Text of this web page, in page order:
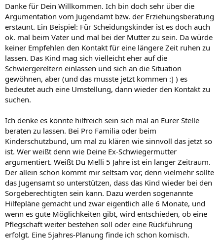
Danke für Dein Willkommen. Ich bin doch sehr über die
Argumentation vom Jugendamt bzw. der Erziehungsberatung
erstaunt. Ein Beispiel: Für Scheidungskinder ist es doch auch
ok. mal beim Vater und mal bei der Mutter zu sein. Da würde
keiner Empfehlen den Kontakt für eine längere Zeit ruhen zu
lassen. Das Kind mag sich vielleicht eher auf die
Schwiergereltern einlassen und sich an die Situation
gewöhnen, aber (und das musste jetzt kommen :] ) es
bedeutet auch eine Umstellung, dann wieder den Kontakt zu
suchen.
Ich denke es könnte hilfreich sein sich mal an Eurer Stelle
beraten zu lassen. Bei Pro Familia oder beim
Kinderschutzbund, um mal zu klären wie sinnvoll das jetzt so
ist. Wer weißt denn wie Deine Ex-Schwiegermutter
argumentiert. Weißt Du Melli 5 Jahre ist ein langer Zeitraum.
Der allein schon kommt mir seltsam vor, denn vielmehr sollte
das Jugensamt so unterstützen, dass das Kind wieder bei den
Sorgeberechtigten sein kann. Dazu werden sogenannte
Hilfepläne gemacht und zwar eigentlich alle 6 Monate, und
wenn es gute Möglichkeiten gibt, wird entschieden, ob eine
Pflegschaft weiter bestehen soll oder eine Rückführung
erfolgt. Eine 5jahres-Planung finde ich schon komisch.